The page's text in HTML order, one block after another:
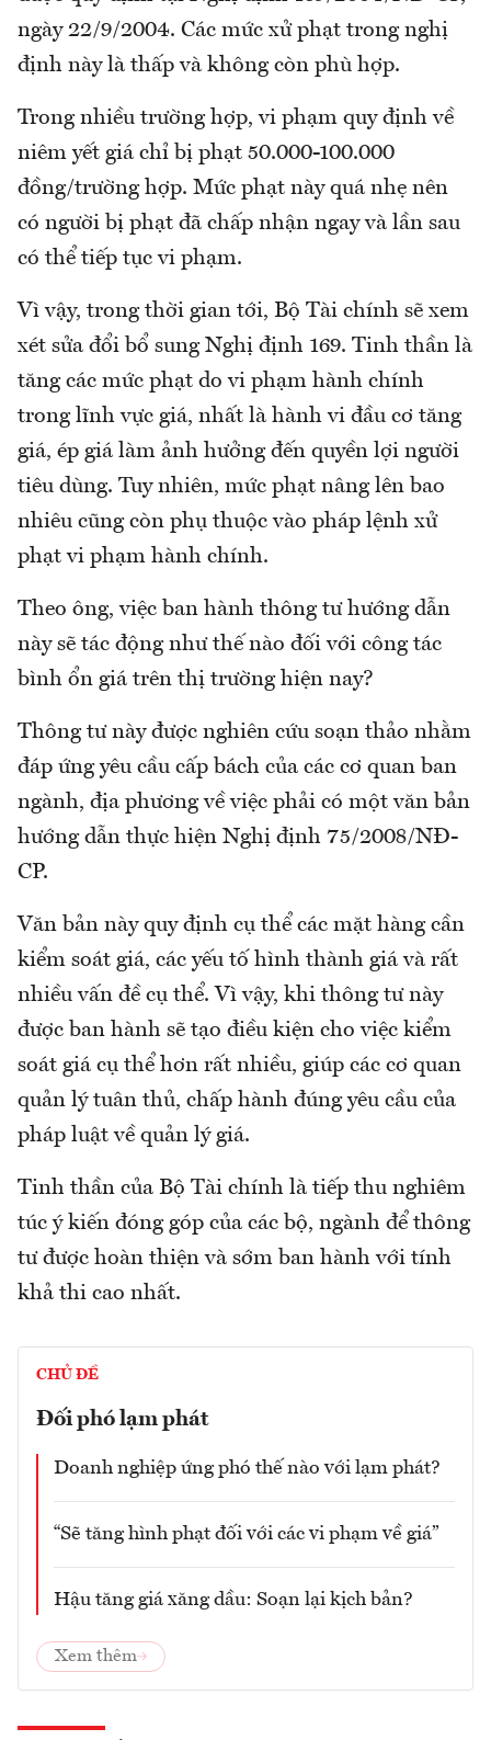
ngày 22/9/2004. Các mức xử phạt trong nghị
định này là thấp và không còn phù hợp.
Trong nhiều trường hợp, vi phạm quy định về
niêm yết giá chỉ bị phạt 50.000-100.000
đồng/trường hợp. Mức phạt này quá nhẹ nên
có người bị phạt đã chấp nhận ngay và lần sau
có thể tiếp tục vi phạm.
Vì vậy, trong thời gian tới, Bộ Tài chính sẽ xem
xét sửa đổi bổ sung Nghị định 169. Tinh thần là
tăng các mức phạt do vi phạm hành chính
trong lĩnh vực giá, nhất là hành vi đầu cơ tăng
giá, ép giá làm ảnh hưởng đến quyền lợi người
tiêu dùng. Tuy nhiên, mức phạt nâng lên bao
nhiêu cũng còn phụ thuộc vào pháp lệnh xử
phạt vi phạm hành chính.
Theo ông, việc ban hành thông tư hướng dẫn
này sẽ tác động như thế nào đối với công tác
bình ổn giá trên thị trường hiện nay?
Thông tư này được nghiên cứu soạn thảo nhằm
đáp ứng yêu cầu cấp bách của các cơ quan ban
ngành, địa phương về việc phải có một văn bản
hướng dẫn thực hiện Nghị định 75/2008/NÐ-
CP.
Văn bản này quy định cụ thể các mặt hàng cần
kiểm soát giá, các yếu tố hình thành giá và rất
nhiều vấn đề cụ thể. Vì vậy, khi thông tư này
được ban hành sẽ tạo điều kiện cho việc kiểm
soát giá cụ thể hơn rất nhiều, giúp các cơ quan
quản lý tuân thủ, chấp hành đúng yêu cầu của
pháp luật về quản lý giá.
Tinh thần của Bộ Tài chính là tiếp thu nghiêm
túc ý kiến đóng góp của các bộ, ngành để thông
tư được hoàn thiện và sớm ban hành với tính
khả thi cao nhất.
CHỦ ĐỀ
Đối phó lạm phát
Doanh nghiệp ứng phó thế nào với lạm phát?
“Sẽ tăng hình phạt đối với các vi phạm về giá”
Hậu tăng giá xăng dầu: Soạn lại kịch bản?
Xem thêm